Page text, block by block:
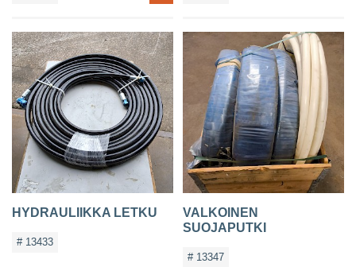
HYDRAULIIKKA LETKU
# 13433
VALKOINEN
SUOJAPUTKI
# 13347